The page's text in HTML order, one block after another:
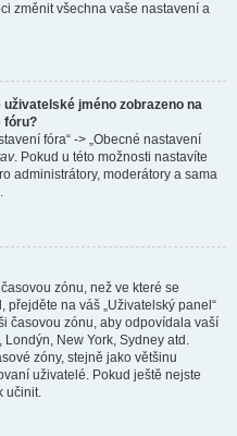
změnit všechna vaše nastavení a
jméno zobrazeno na
fóru?
fóra“ -> „Obecné nastavení
. Pokud u této možnosti nastavíte
administrátory, moderátory a sama
zónu, než ve které se
na váš „Uživatelský panel“
časovou zónu, aby odpovídala vaší
New York, Sydney atd.
zóny, stejně jako většinu
uživatelé. Pokud ještě nejste
učinit.